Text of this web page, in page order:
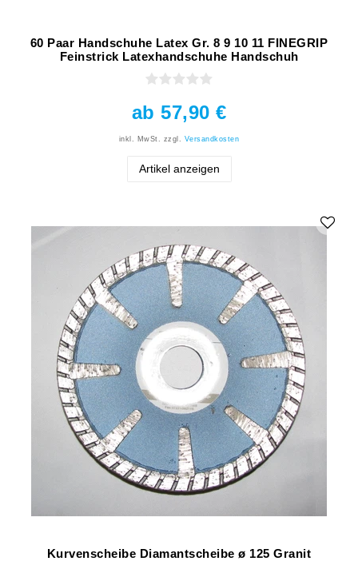
60 Paar Handschuhe Latex Gr. 8 9 10 11 FINEGRIP
Feinstrick Latexhandschuhe Handschuh
ab 57,90 €
inkl. MwSt. zzgl. Versandkosten
Artikel anzeigen
Kurvenscheibe Diamantscheibe ø 125 Granit